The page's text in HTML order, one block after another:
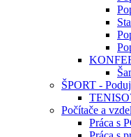
ŠPORT -
Počítače a
Práca s